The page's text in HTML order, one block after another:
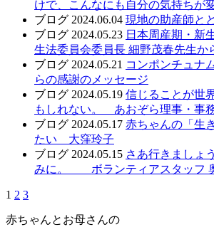
けで、こんなにも自分の気持ち
ブログ 2024.06.04 現地の助産師と
ブログ 2024.05.23 日本周産期・新
生法委員会委員長 細野茂春先生か
ブログ 2024.05.21 コンポンチュナ
らの感謝のメッセージ
ブログ 2024.05.19 信じることが世
もしれない。 あおぞら理事・事
ブログ 2024.05.17 赤ちゃんの「生
たい 大窪玲子
ブログ 2024.05.15 さあ行きましょ
みに。 ボランティアスタッフ
1 2 3
赤ちゃんとお母さんの